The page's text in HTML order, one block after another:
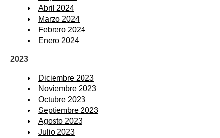
Abril 2024
Marzo 2024
Febrero 2024
Enero 2024
2023
Diciembre 2023
Noviembre 2023
Octubre 2023
Septiembre 2023
Agosto 2023
Julio 2023